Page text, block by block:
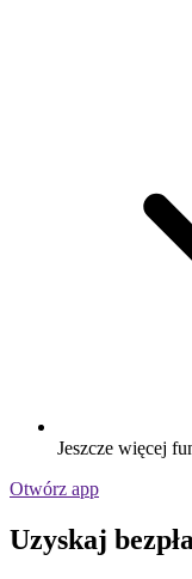
Jeszcze więcej
Otwórz app
Uzyskaj